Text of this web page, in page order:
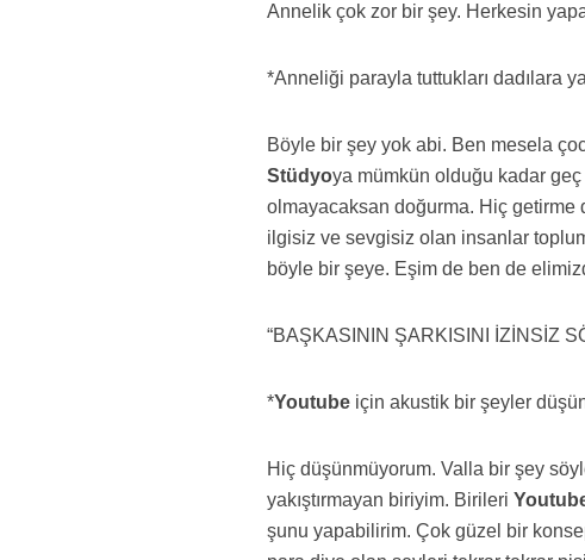
Annelik çok zor bir şey. Herkesin
*Anneliği parayla tuttukları dadılara
Böyle bir şey yok abi. Ben mesela
Stüdyoya mümkün olduğu kadar
olmayacaksan doğurma. Hiç getirme
ilgisiz ve sevgisiz olan insanlar
böyle bir şeye. Eşim de ben de
“BAŞKASININ ŞARKISINI İZİNSİZ
*Youtube için akustik bir şeyler
Hiç düşünmüyorum. Valla bir şey
yakıştırmayan biriyim. Birileri
şunu yapabilirim. Çok güzel bir